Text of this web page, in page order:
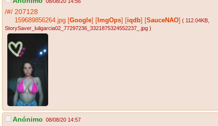
/#/ 207128
159689856264.jpg [Google] [ ImgOps] [iqdb] [SauceNAO] ( 112.04KB
StorySaver_luligarcia02_77297236_3321875324552237_.jpg )
Anónimo 08/08/20 14:57